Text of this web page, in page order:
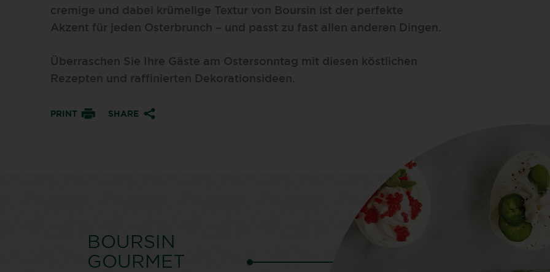
cremige und dabei krümelige Textur von Boursin ist der perfekte
Akzent für jeden Osterbrunch – und passt zu fast allen anderen Dingen.
Überraschen Sie Ihre Gäste am Ostersonntag mit diesen köstlichen
Rezepten und raffinierten Dekorationsideen.
PRINT SHARE
BOURSIN
GOURMET